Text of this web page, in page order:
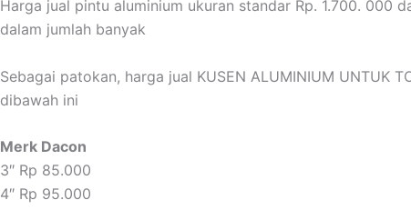
Harga jual pintu aluminium ukuran standar Rp. 1.700. 000
dalam jumlah banyak
Sebagai patokan, harga jual KUSEN ALUMINIUM UNTUK
dibawah ini
Merk Dacon
3″ Rp 85.000
4″ Rp 95.000